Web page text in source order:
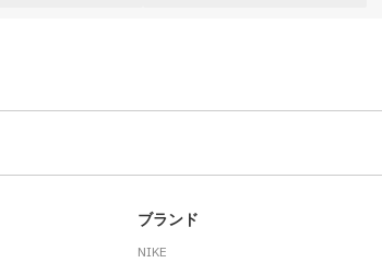
ブランド
NIKE